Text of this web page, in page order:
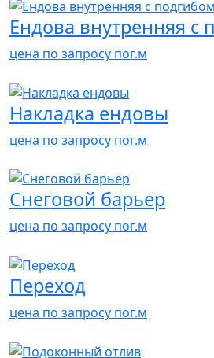
Ендова внутренняя с
цена по запросу пог.м
Накладка ендовы
цена по запросу пог.м
Снеговой барьер
цена по запросу пог.м
Переход
цена по запросу пог.м